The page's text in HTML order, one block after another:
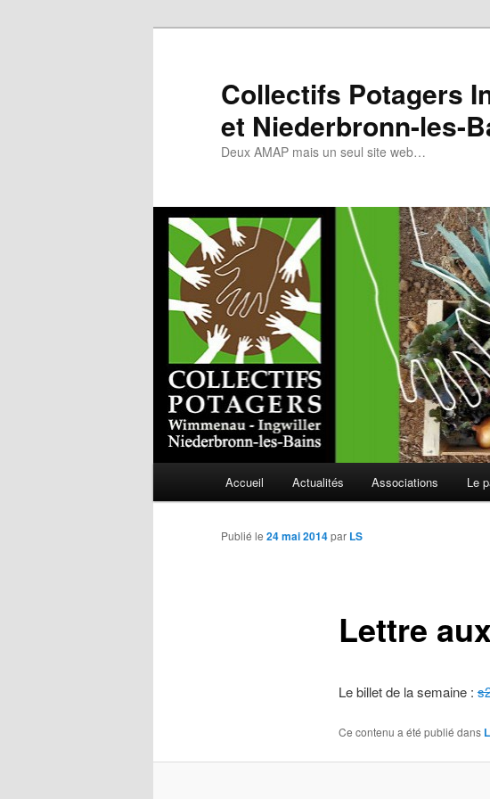
Collectifs Potagers
et Niederbronn-les-
Deux AMAP mais un seul site web…
Aller
au
Accueil Actualités Associations Le
Lettre
Publié le 24 mai 2014par LS
Le billet de la semaine :
Ce contenu a été publié dans